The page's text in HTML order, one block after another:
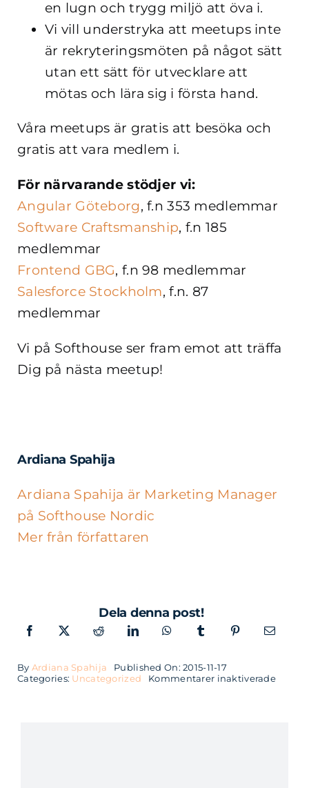
en lugn och trygg miljö att öva i.
Vi vill understryka att meetups inte
är rekryteringsmöten på något sätt
utan ett sätt för utvecklare att
mötas och lära sig i första hand.
Våra meetups är gratis att besöka och
gratis att vara medlem i.
För närvarande stödjer vi:
Angular Göteborg, f.n 353 medlemmar
Software Craftsmanship, f.n 185
medlemmar
Frontend GBG, f.n 98 medlemmar
Salesforce Stockholm, f.n. 87
medlemmar
Vi på Softhouse ser fram emot att träffa
Dig på nästa meetup!
Ardiana Spahija
Ardiana Spahija är Marketing Manager
på Softhouse Nordic
Mer från författaren
Dela denna post!
By Ardiana Spahija
Published On: 2015-11-17
Categories: Uncategorized Kommentarer inaktiveradeför